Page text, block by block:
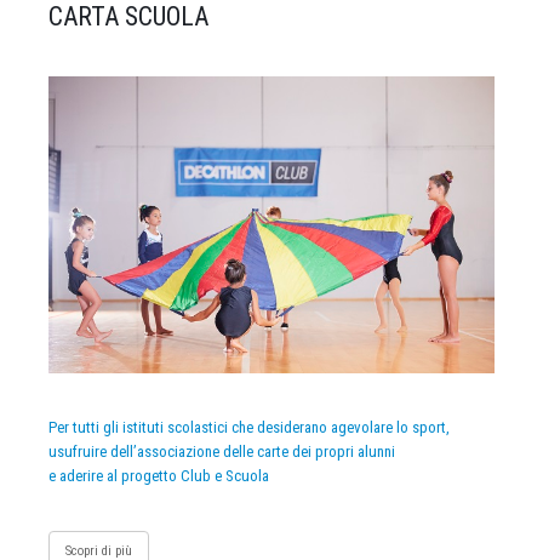
CARTA SCUOLA
Per tutti gli istituti scolastici che desiderano agevolare lo sport,
usufruire dell’associazione delle carte dei propri alunni
e aderire al progetto Club e Scuola
Scopri di più